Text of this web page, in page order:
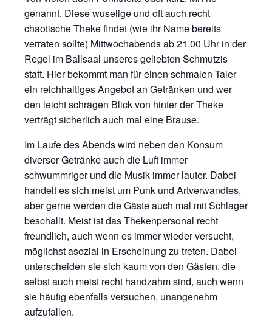
genannt. Diese wuselige und oft auch recht
chaotische Theke findet (wie ihr Name bereits
verraten sollte) Mittwochabends ab 21.00 Uhr in der
Regel im Ballsaal unseres geliebten Schmutzis
statt. Hier bekommt man für einen schmalen Taler
ein reichhaltiges Angebot an Getränken und wer
den leicht schrägen Blick von hinter der Theke
verträgt sicherlich auch mal eine Brause.
Im Laufe des Abends wird neben den Konsum
diverser Getränke auch die Luft immer
schwummriger und die Musik immer lauter. Dabei
handelt es sich meist um Punk und Artverwandtes,
aber gerne werden die Gäste auch mal mit Schlager
beschallt. Meist ist das Thekenpersonal recht
freundlich, auch wenn es immer wieder versucht,
möglichst asozial in Erscheinung zu treten. Dabei
unterscheiden sie sich kaum von den Gästen, die
selbst auch meist recht handzahm sind, auch wenn
sie häufig ebenfalls versuchen, unangenehm
aufzufallen.